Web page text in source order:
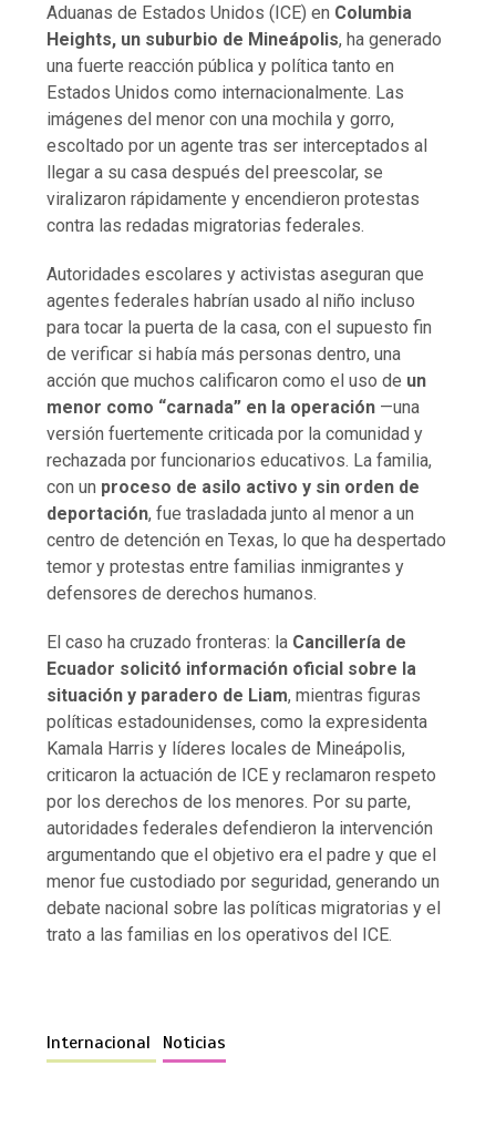
Aduanas de Estados Unidos (ICE) en Columbia
Heights, un suburbio de Mineápolis, ha generado
una fuerte reacción pública y política tanto en
Estados Unidos como internacionalmente. Las
imágenes del menor con una mochila y gorro,
escoltado por un agente tras ser interceptados al
llegar a su casa después del preescolar, se
viralizaron rápidamente y encendieron protestas
contra las redadas migratorias federales.
Autoridades escolares y activistas aseguran que
agentes federales habrían usado al niño incluso
para tocar la puerta de la casa, con el supuesto fin
de verificar si había más personas dentro, una
acción que muchos calificaron como el uso de un
menor como “carnada” en la operación —una
versión fuertemente criticada por la comunidad y
rechazada por funcionarios educativos. La familia,
con un proceso de asilo activo y sin orden de
deportación, fue trasladada junto al menor a un
centro de detención en Texas, lo que ha despertado
temor y protestas entre familias inmigrantes y
defensores de derechos humanos.
El caso ha cruzado fronteras: la Cancillería de
Ecuador solicitó información oficial sobre la
situación y paradero de Liam, mientras figuras
políticas estadounidenses, como la expresidenta
Kamala Harris y líderes locales de Mineápolis,
criticaron la actuación de ICE y reclamaron respeto
por los derechos de los menores. Por su parte,
autoridades federales defendieron la intervención
argumentando que el objetivo era el padre y que el
menor fue custodiado por seguridad, generando un
debate nacional sobre las políticas migratorias y el
trato a las familias en los operativos del ICE.
Internacional Noticias